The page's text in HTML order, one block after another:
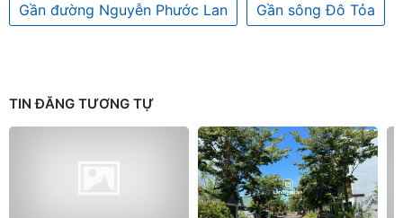
Gần đường Nguyễn Phước Lan Gần sông Đô Tỏa
TIN ĐĂNG TƯƠNG TỰ